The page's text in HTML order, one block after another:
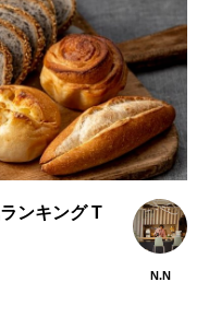
ンキング T
N.N